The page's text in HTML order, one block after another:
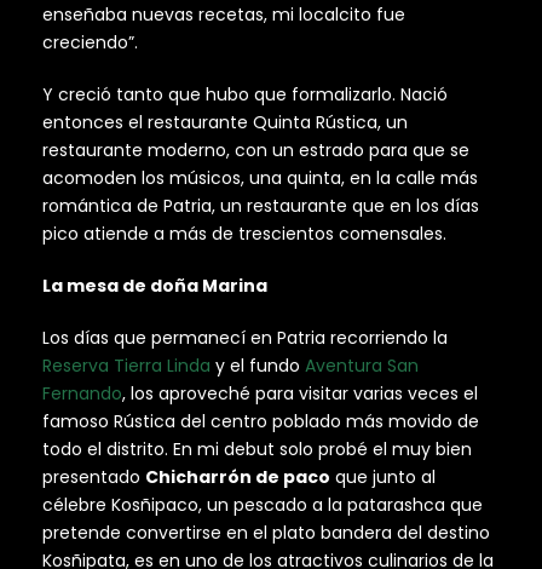
enseñaba nuevas recetas, mi localcito fue
creciendo”.
Y creció tanto que hubo que formalizarlo. Nació
entonces el restaurante Quinta Rústica, un
restaurante moderno, con un estrado para que se
acomoden los músicos, una quinta, en la calle más
romántica de Patria, un restaurante que en los días
pico atiende a más de trescientos comensales.
La mesa de doña Marina
Los días que permanecí en Patria recorriendo la
Reserva Tierra Linda y el fundo Aventura San
Fernando, los aproveché para visitar varias veces el
famoso Rústica del centro poblado más movido de
todo el distrito. En mi debut solo probé el muy bien
presentado Chicharrón de paco que junto al
célebre Kosñipaco, un pescado a la patarashca que
pretende convertirse en el plato bandera del destino
Kosñipata, es en uno de los atractivos culinarios de la